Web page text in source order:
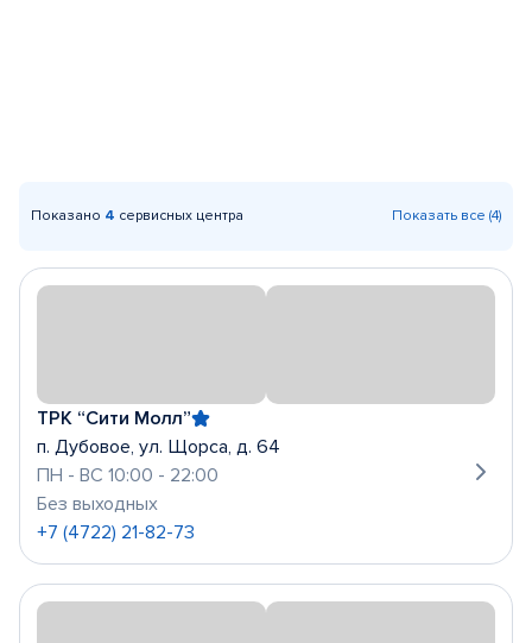
Показано 4 сервисных центра Показать все (4)
ТРК “Сити Молл”
п. Дубовое, ул. Щорса, д. 64
ПН - ВС 10:00 - 22:00
Без выходных
+7 (4722) 21-82-73